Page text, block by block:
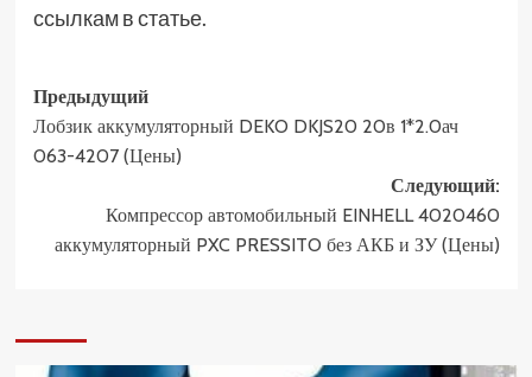
ссылкам в статье.
Навигация
записи
Предыдущий
Лобзик аккумуляторный DEKO DKJS20 20в 1*2.0ач
063-4207 (Цены)
Следующий:
Компрессор автомобильный EINHELL 4020460
аккумуляторный PXC PRESSITO без АКБ и ЗУ (Цены)